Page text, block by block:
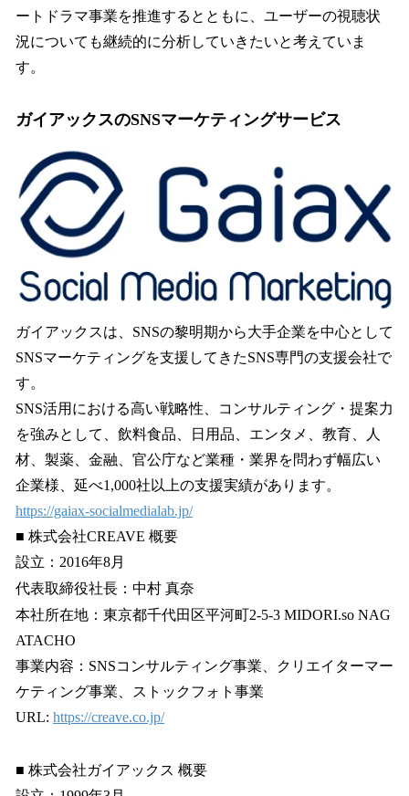
ートドラマ事業を推進するとともに、ユーザーの視聴状
況についても継続的に分析していきたいと考えていま
す。
ガイアックスのSNSマーケティングサービス
ガイアックスは、SNSの黎明期から大手企業を中心として
SNSマーケティングを支援してきたSNS専門の支援会社で
す。
SNS活用における高い戦略性、コンサルティング・提案力
を強みとして、飲料食品、日用品、エンタメ、教育、人
材、製薬、金融、官公庁など業種・業界を問わず幅広い
企業様、延べ1,000社以上の支援実績があります。
https://gaiax-socialmedialab.jp/
■ 株式会社CREAVE 概要
設立：2016年8月
代表取締役社長：中村 真奈
本社所在地：東京都千代田区平河町2-5-3 MIDORI.so NAG
ATACHO
事業内容：SNSコンサルティング事業、クリエイターマー
ケティング事業、ストックフォト事業
URL: https://creave.co.jp/
■ 株式会社ガイアックス 概要